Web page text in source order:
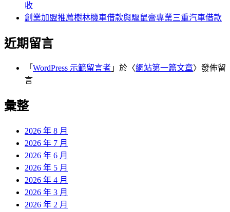
收
創業加盟推薦樹林機車借款與驅鼠膏專業三重汽車借款
近期留言
「 WordPress 示範留言者 」於〈網站第一篇文章〉發佈留
言
彙整
2026 年 8 月
2026 年 7 月
2026 年 6 月
2026 年 5 月
2026 年 4 月
2026 年 3 月
2026 年 2 月